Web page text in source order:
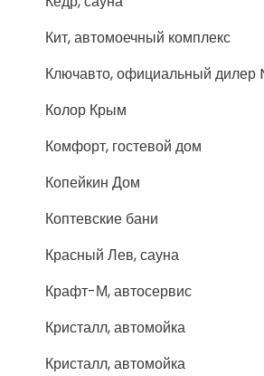
Кит, автомоечный комплекс
Ключавто, официальный дилер
Колор Крым
Комфорт, гостевой дом
Копейкин Дом
Коптевские бани
Красный Лев, сауна
Крафт-М, автосервис
Кристалл, автомойка
Кристалл, автомойка